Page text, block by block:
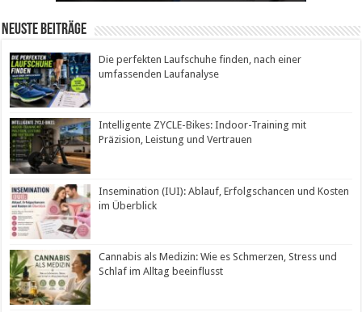
Neuste Beiträge
Die perfekten Laufschuhe finden, nach einer
umfassenden Laufanalyse
Intelligente ZYCLE-Bikes: Indoor-Training mit
Präzision, Leistung und Vertrauen
Insemination (IUI): Ablauf, Erfolgschancen und Kosten
im Überblick
Cannabis als Medizin: Wie es Schmerzen, Stress und
Schlaf im Alltag beeinflusst